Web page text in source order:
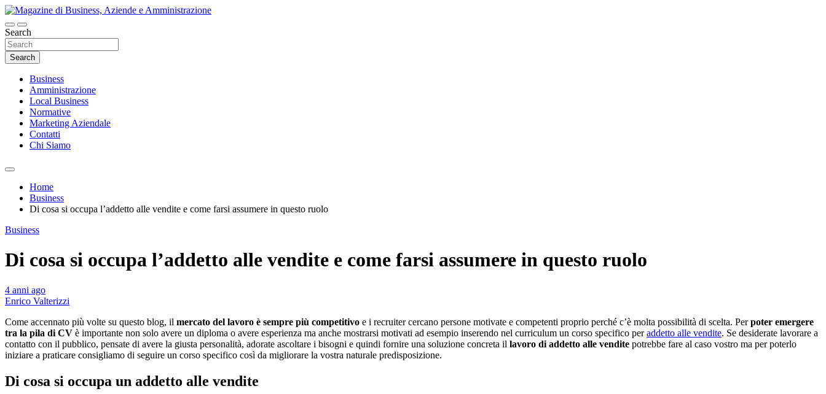
Skip
to
content
Magazine di Business, Aziende e Amministrazione
Search
Search
Business
Amministrazione
Local Business
Normative
Marketing Aziendale
Contatti
Chi Siamo
Home
Business
Di cosa si occupa l’addetto alle vendite e come farsi assumere in questo ruolo
Business
Di cosa si occupa l’addetto alle vendite e come farsi assumere in questo ruolo
4 anni ago
Enrico Valterizzi
Come accennato più volte su questo blog, il mercato del lavoro è sempre più competitivo e i recruiter cercano persone motivate e competenti proprio perché c’è molta possibilità di scelta. Perpoter emergere
tra la pila di CV è importante non solo avere un diploma o avere esperienza ma anche mostrarsi motivati ad esempio inserendo nel curriculum un corso specifico peraddetto alle vendite. Se desiderate lavorare a
contatto con il pubblico, pensate di avere la giusta personalità, adorate ascoltare i bisogni e quindi fornire una soluzione concreta il lavoro di addetto alle vendite potrebbe fare al caso vostro ma per poterlo
iniziare a praticare consigliamo di seguire un corso specifico così da migliorare la vostra naturale predisposizione.
Di cosa si occupa un addetto alle vendite